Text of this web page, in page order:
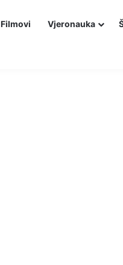
Filmovi Vjeronauka